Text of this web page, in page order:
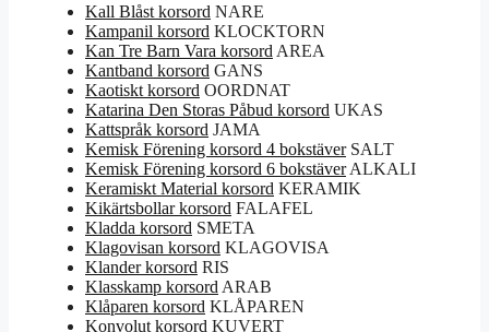
Kall Blåst korsord NARE
Kampanil korsord KLOCKTORN
Kan Tre Barn Vara korsord AREA
Kantband korsord GANS
Kaotiskt korsord OORDNAT
Katarina Den Storas Påbud korsord UKAS
Kattspråk korsord JAMA
Kemisk Förening korsord 4 bokstäver SALT
Kemisk Förening korsord 6 bokstäver ALKALI
Keramiskt Material korsord KERAMIK
Kikärtsbollar korsord FALAFEL
Kladda korsord SMETA
Klagovisan korsord KLAGOVISA
Klander korsord RIS
Klasskamp korsord ARAB
Klåparen korsord KLÅPAREN
Konvolut korsord KUVERT